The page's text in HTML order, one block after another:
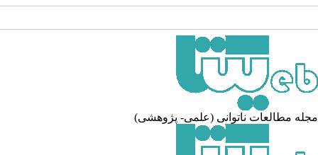
مطالعات ناتوانی (علمی- پژوهشی)